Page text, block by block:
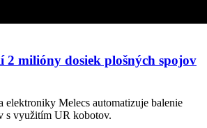
2 milióny dosiek plošných spojov
elektroniky Melecs automatizuje balenie
s využitím UR kobotov.